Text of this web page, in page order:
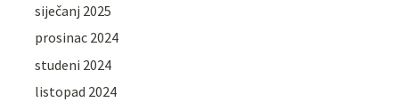
siječanj 2025
prosinac 2024
studeni 2024
listopad 2024